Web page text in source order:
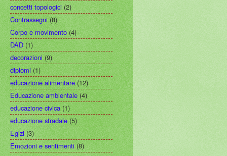
concetti topologici (2)
Contrassegni (8)
Corpo e movimento (4)
DAD (1)
decorazioni (9)
diplomi (1)
educazione alimentare (12)
Educazione ambientale (4)
educazione civica (1)
educazione stradale (5)
Egizi (3)
Emozioni e sentimenti (8)